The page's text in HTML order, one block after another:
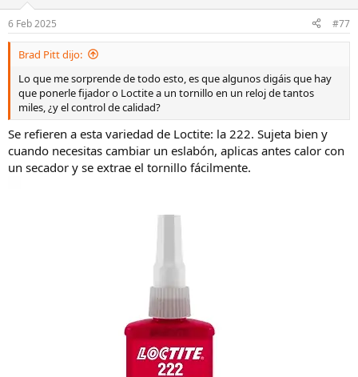
6 Feb 2025 #77
Brad Pitt dijo:
Lo que me sorprende de todo esto, es que algunos digáis que hay
que ponerle fijador o Loctite a un tornillo en un reloj de tantos
miles, ¿y el control de calidad?
Se refieren a esta variedad de Loctite: la 222. Sujeta bien y
cuando necesitas cambiar un eslabón, aplicas antes calor con
un secador y se extrae el tornillo fácilmente.